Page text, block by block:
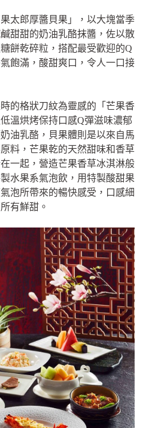
太郎厚醬貝果」，以大塊當季
甜甜的奶油乳酪抹醬，佐以散
餅乾碎粒，搭配最受歡迎的Q
飽滿，酸甜爽口，令人一口接
的格狀刀紋為靈感的「芒果香
溫烘烤保持口感Q彈滋味濃郁
油乳酪，貝果體則是以來自馬
料，芒果乾的天然甜味和香草
一起，營造芒果香草冰淇淋般
水果系氣泡飲，用特製酸甜果
泡所帶來的暢快感受，口感細
有鮮甜。